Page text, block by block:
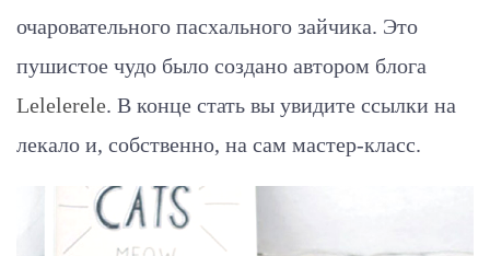
очаровательного пасхального зайчика. Это
пушистое чудо было создано автором блога
Lelelerele. В конце стать вы увидите ссылки на
лекало и, собственно, на сам мастер-класс.